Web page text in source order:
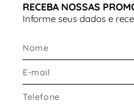
RECEBA NOSSAS
Informe seus dados e